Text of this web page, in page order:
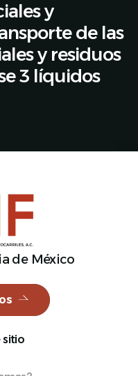
y
de las
y residuos
3 líquidos
de México
sitio